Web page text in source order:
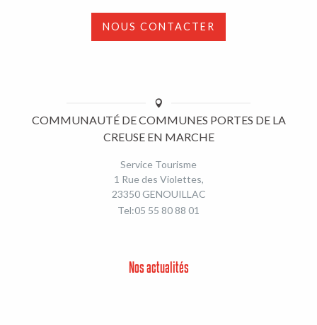
NOUS CONTACTER
COMMUNAUTÉ DE COMMUNES PORTES DE LA
CREUSE EN MARCHE
Service Tourisme
1 Rue des Violettes,
23350 GENOUILLAC
Tel:05 55 80 88 01
Nos actualités